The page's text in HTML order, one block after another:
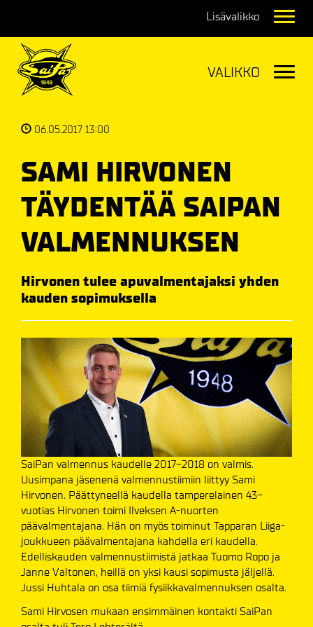
06.05.2017 13:00
SAMI HIRVONEN
TÄYDENTÄÄ SAIPAN
VALMENNUKSEN
Hirvonen tulee apuvalmentajaksi yhden
kauden sopimuksella
SaiPan valmennus kaudelle 2017-2018 on valmis.
Uusimpana jäsenenä valmennustiimiin liittyy Sami
Hirvonen. Päättyneellä kaudella tamperelainen 43-
vuotias Hirvonen toimi Ilveksen A-nuorten
päävalmentajana. Hän on myös toiminut Tapparan Liiga-
joukkueen päävalmentajana kahdella eri kaudella.
Edelliskauden valmennustiimistä jatkaa Tuomo Ropo ja
Janne Valtonen, heillä on yksi kausi sopimusta jäljellä.
Jussi Huhtala on osa tiimiä fysiikkavalmennuksen osalta.
Sami Hirvosen mukaan ensimmäinen kontakti SaiPan